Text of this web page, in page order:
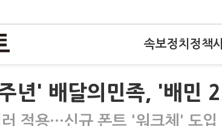
속보정치 정책
년' 배달의민족, '배민
러 적용…신규 폰트 '워크체' 도입